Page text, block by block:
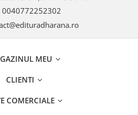
0040772252302
MEU
CLIENTI
COMERCIALE